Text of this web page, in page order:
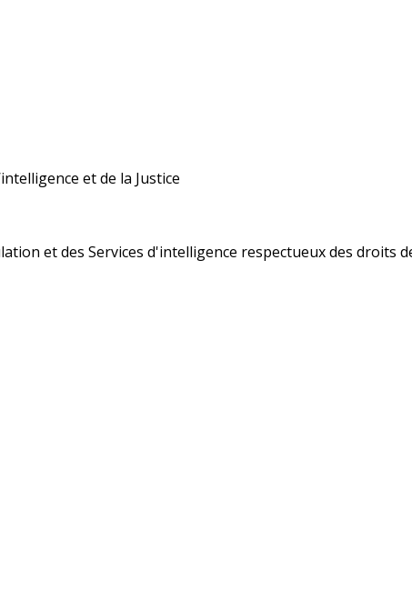
et de la Justice
et des Services d'intelligence respectueux des droits